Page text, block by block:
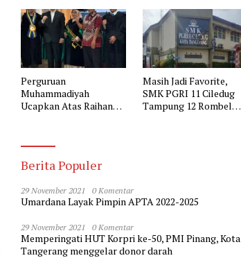
Perguruan
Muhammadiyah
Ucapkan Atas Raihan
Tangerang
Masih Jadi Favorite,
SMK PGRI 11 Ciledug
Tampung 12 Rombel
Berita Populer
29 November 2021 0 Komentar
Umardana Layak Pimpin APTA 2022-2025
29 November 2021 0 Komentar
Memperingati HUT Korpri ke-50, PMI Pinang, Kota
Tangerang menggelar donor darah